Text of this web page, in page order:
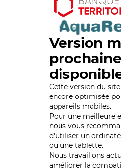
Version
Cette version du site
encore optimisée
appareils mobiles.
Pour une meilleure
nous vous
d'utiliser un
ou une tablette.
Nous travaillons
améliorer la